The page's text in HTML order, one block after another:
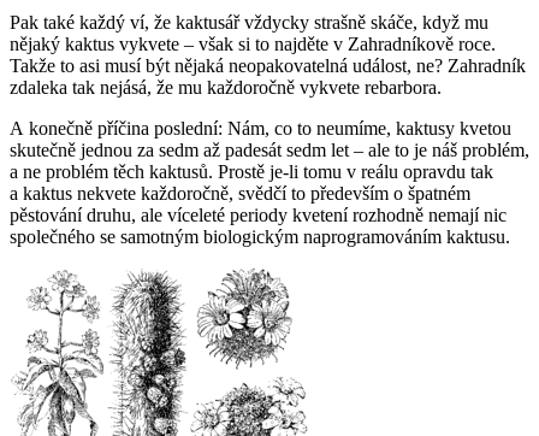
Pak také každý ví, že kaktusář vždycky strašně skáče, když mu
nějaký kaktus vykvete – však si to najděte v Zahradníkově roce.
Takže to asi musí být nějaká neopakovatelná událost, ne? Zahradník
zdaleka tak nejásá, že mu každoročně vykvete rebarbora.
A konečně příčina poslední: Nám, co to neumíme, kaktusy kvetou
skutečně jednou za sedm až padesát sedm let – ale to je náš problém,
a ne problém těch kaktusů. Prostě je-li tomu v reálu opravdu tak
a kaktus nekvete každoročně, svědčí to především o špatném
pěstování druhu, ale víceleté periody kvetení rozhodně nemají nic
společného se samotným biologickým naprogramováním kaktusu.